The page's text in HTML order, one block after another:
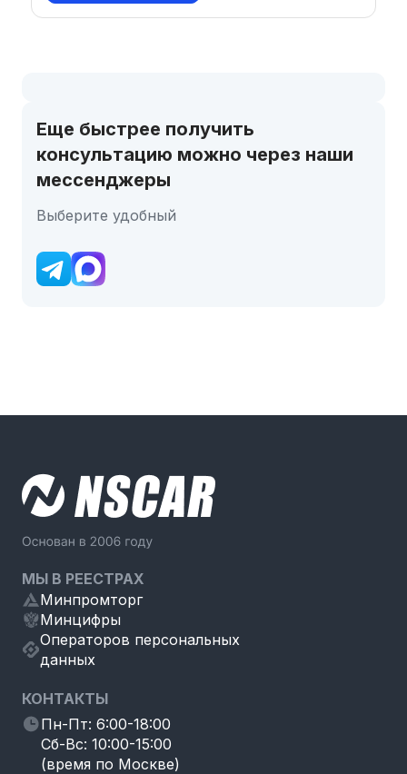
Еще быстрее получить
консультацию можно через наши
мессенджеры
Выберите удобный
МЫ В РЕЕСТРАХ
Минпромторг
Минцифры
Операторов персональных
данных
КОНТАКТЫ
Пн-Пт: 6:00-18:00
Сб-Вс: 10:00-15:00
(время по Москве)